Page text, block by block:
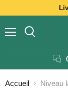
Accueil Niveau